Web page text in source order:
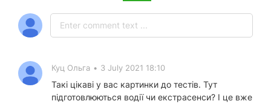
Куц Ольга • 3 July 2021 18:10
Такі цікаві у вас картинки до тестів. Тут
підготовлюються водії чи екстрасенси? І це вже